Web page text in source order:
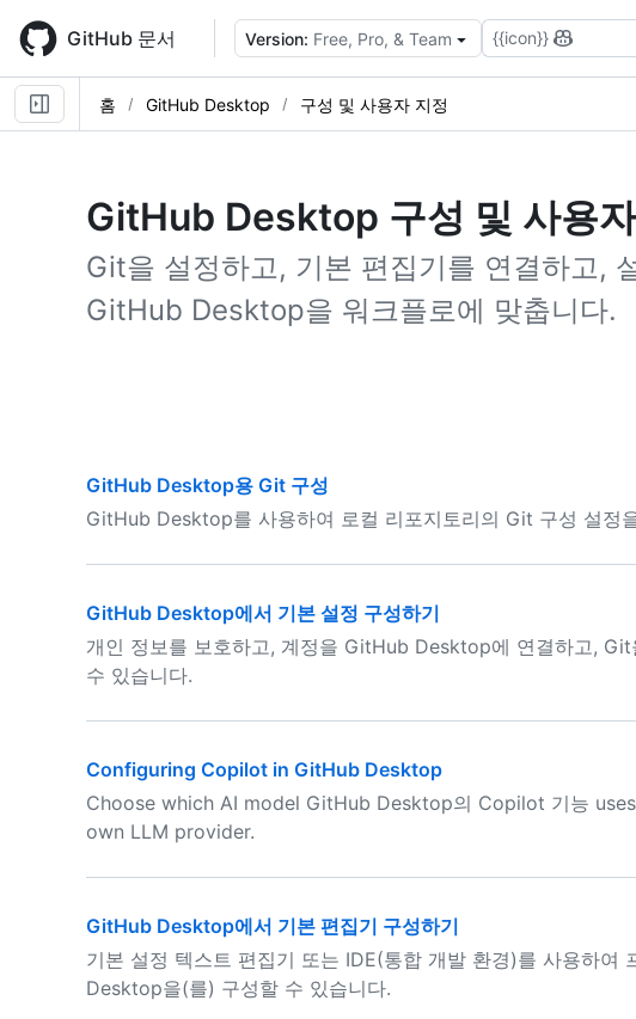
main
content
GitHub 문서 Version: Free, Pro, & Team {{icon}}
홈 GitHub Desktop 구성 및 사용자 지정
GitHub Desktop 구성 및 사용
Git을 설정하고, 기본 편집기를 연결하고,
GitHub Desktop을 워크플로에 맞춥니다.
GitHub Desktop용 Git 구성
GitHub Desktop를 사용하여 로컬 리포지토리의 Git 구성 설정
GitHub Desktop에서 기본 설정 구성하기
개인 정보를 보호하고, 계정을 GitHub Desktop에 연결하고,
수 있습니다.
Configuring Copilot in GitHub Desktop
Choose which AI model GitHub Desktop의 Copilot 기능
own LLM provider.
GitHub Desktop에서 기본 편집기 구성하기
기본 설정 텍스트 편집기 또는 IDE(통합 개발 환경)를 사용하여
Desktop을(를) 구성할 수 있습니다.